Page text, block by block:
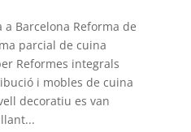
Barcelona Reforma de
parcial de cuina
Reformes integrals
i mobles de cuina
decoratiu es van